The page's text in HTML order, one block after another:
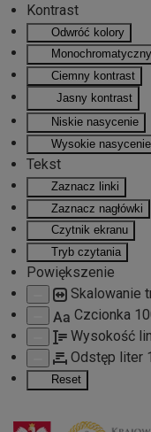
Kontrast
Odwróć kolory
Monochromatyczny
Ciemny kontrast
Jasny kontrast
Niskie nasycenie
Wysokie nasycenie
Tekst
Zaznacz linki
Zaznacz nagłówki
Czytnik ekranu
Tryb czytania
Powiększenie
Skalowanie
Aa Czcionka
Wysokość
Odstęp liter
Reset
Przejdź do